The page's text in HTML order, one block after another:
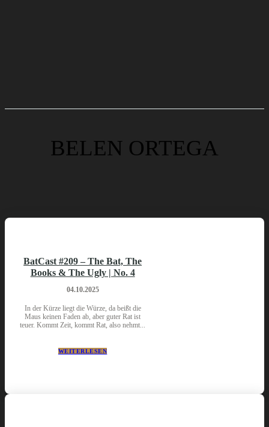
BELEN ORTEGA
BatCast #209 – The Bat, The
Books & The Ugly | No. 4
04.10.2025
In der Kürze liegt die Würze, da beißt die
Maus keinen Faden ab, aber guter Rat ist
teuer. Kommt Zeit, kommt Rat, also nehmt...
WEITERLESEN